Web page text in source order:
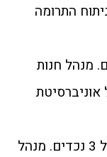
התרומה
3 ילדים. מנהל חנות
אוניברסיטת
(46) נשוי, אב ל 9 , סב ל 3 נכדים. מנהל